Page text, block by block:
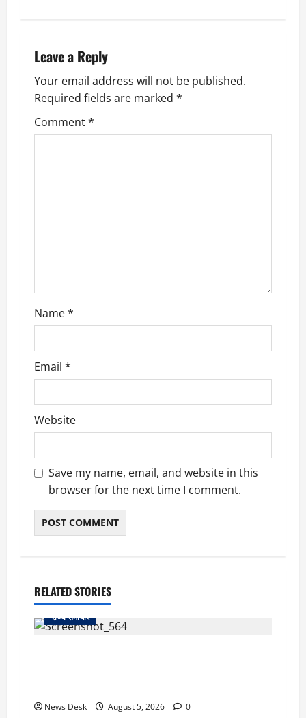
a
v
i
n
Leave a Reply
Your email address will not be published.
Required fields are marked *
Comment*
Name*
Email *
Website
Save my name, email, and website in this
browser for the next time I comment.
RELATED STORIES
राज्य समाचार
News Desk August 5, 2026
0